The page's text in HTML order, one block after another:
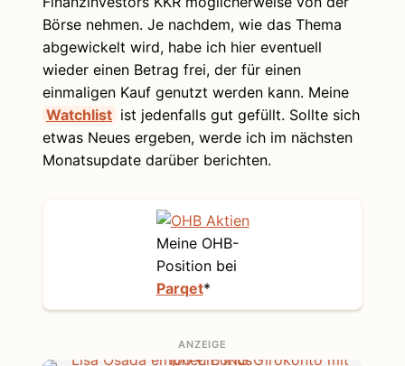
Börse nehmen. Je nachdem, wie das Thema
abgewickelt wird, habe ich hier eventuell
wieder einen Betrag frei, der für einen
einmaligen Kauf genutzt werden kann. Meine
Watchlist ist jedenfalls gut gefüllt. Sollte sich
etwas Neues ergeben, werde ich im nächsten
Monatsupdate darüber berichten.
Meine OHB-
Position bei
Parqet*
ANZEIGE